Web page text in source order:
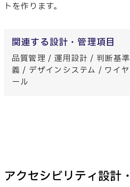
トを作ります。
関連する設計・管理項目
品質管理 / 運用設計 / 判断基
義 / デザインシステム / ワイ
ール
アクセシビリティ設計